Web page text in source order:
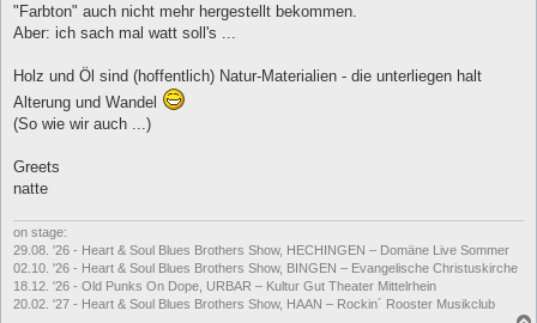
"Farbton" auch nicht mehr hergestellt bekommen.
Aber: ich sach mal watt soll's ...
Holz und Öl sind (hoffentlich) Natur-Materialien - die unterliegen halt
Alterung und Wandel
(So wie wir auch ...)
Greets
natte
on stage:
29.08. '26 - Heart & Soul Blues Brothers Show, HECHINGEN – Domäne Live Sommer
02.10. '26 - Heart & Soul Blues Brothers Show, BINGEN – Evangelische Christuskirche
18.12. '26 - Old Punks On Dope, URBAR – Kultur Gut Theater Mittelrhein
20.02. '27 - Heart & Soul Blues Brothers Show, HAAN – Rockin´ Rooster Musikclub